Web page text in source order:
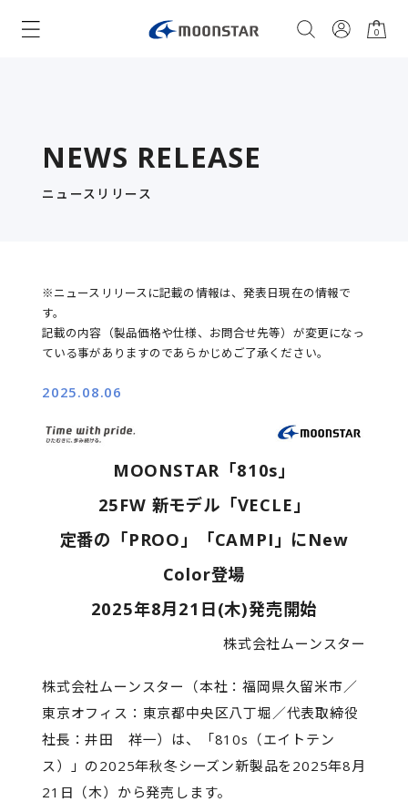
0
NEWS RELEASE
ニュースリリース
※ニュースリリースに記載の情報は、発表日現在の情報で
す。
記載の内容（製品価格や仕様、お問合せ先等）が変更になっ
ている事がありますのであらかじめご了承ください。
2025.08.06
MOONSTAR「810s」
25FW 新モデル「VECLE」
定番の「PROO」「CAMPI」にNew
Color登場
2025年8月21日(木)発売開始
株式会社ムーンスター
株式会社ムーンスター（本社：福岡県久留米市／
東京オフィス：東京都中央区八丁堀／代表取締役
社長：井田 祥一）は、「810s（エイトテン
ス）」の2025年秋冬シーズン新製品を2025年8月
21日（木）から発売します。